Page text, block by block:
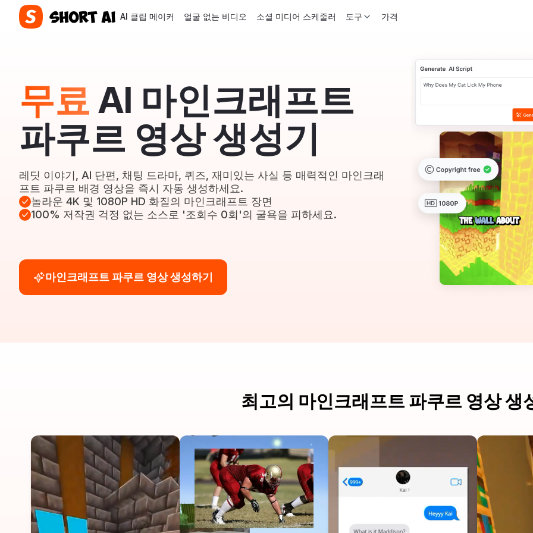
AI 클립 메이커 얼굴 없는 비디오 소셜 미디어 스케줄러 도구 가격
무료 AI 마인크래프트
파쿠르 영상 생성기
레딧 이야기, AI 단편, 채팅 드라마, 퀴즈, 재미있는 사실 등 매력적인 마인크래
프트 파쿠르 배경 영상을 즉시 자동 생성하세요.
놀라운 4K 및 1080P HD 화질의 마인크래프트 장면
100% 저작권 걱정 없는 소스로 '조회수 0회'의 굴욕을 피하세요.
마인크래프트 파쿠르 영상 생성하기
최고의 마인크래프트 파쿠르 영상 생